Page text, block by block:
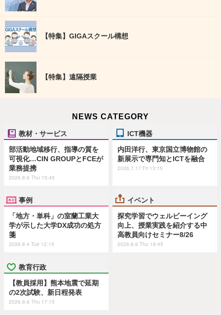
【特集】GIGAスクール構想
【特集】遠隔授業
NEWS CATEGORY
教材・サービス
部活動地域移行、指導の質を
可視化…CIN GROUPとFCEが
業務提携
2026.8.6 Thu 15:45
ICT機器
内田洋行、東京国立博物館の
新展示で専門知とICTを融合
2026.7.17 Fri 13:15
事例
「地方・単科」の室蘭工業大
学が示した大学DX成功の処方
箋
2026.8.4 Tue 12:15
イベント
探究学習でウェルビーイング
向上、授業実践を紹介する中
高教員向けセミナー8/26
2026.8.6 Thu 18:45
教育行政
【教員採用】熊本地震で延期
の2次試験、新日程発表
2026.8.6 Thu 17:15